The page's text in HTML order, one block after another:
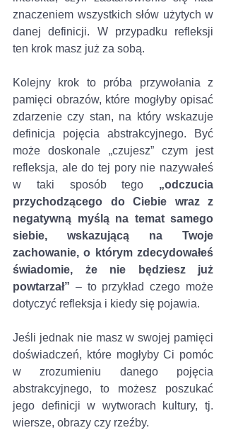
znaczeniem wszystkich słów użytych w
danej definicji. W przypadku refleksji
ten krok masz już za sobą.
Kolejny krok to próba przywołania z
pamięci obrazów, które mogłyby opisać
zdarzenie czy stan, na który wskazuje
definicja pojęcia abstrakcyjnego. Być
może doskonale „czujesz” czym jest
refleksja, ale do tej pory nie nazywałeś
w taki sposób tego „odczucia
przychodzącego do Ciebie wraz z
negatywną myślą na temat samego
siebie, wskazującą na Twoje
zachowanie, o którym zdecydowałeś
świadomie, że nie będziesz już
powtarzał” – to przykład czego może
dotyczyć refleksja i kiedy się pojawia.
Jeśli jednak nie masz w swojej pamięci
doświadczeń, które mogłyby Ci pomóc
w zrozumieniu danego pojęcia
abstrakcyjnego, to możesz poszukać
jego definicji w wytworach kultury, tj.
wiersze, obrazy czy rzeźby.